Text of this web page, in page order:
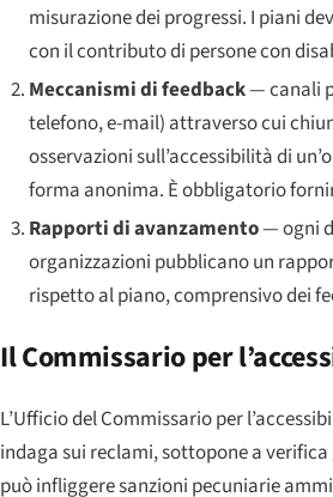
misurazione dei progressi. I piani
con il contributo di persone con
Meccanismi di feedback— canali
telefono, e-mail) attraverso cui
osservazioni sull’accessibilità di
forma anonima. È obbligatorio
Rapporti di avanzamento— ogni
organizzazioni pubblicano un
rispetto al piano, comprensivo dei
Il Commissario per
L’Ufficio del Commissario per
indaga sui reclami, sottopone a
può infliggere sanzioni pecuniarie